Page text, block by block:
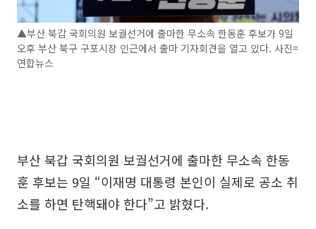
▲부산 북갑 국회의원 보궐선거에 출마한 무소속 한동훈 후보가 9일
오후 부산 북구 구포시장 인근에서 출마 기자회견을 열고 있다. 사진=
연합뉴스
부산 북갑 국회의원 보궐선거에 출마한 무소속 한동
훈 후보는 9일 “이재명 대통령 본인이 실제로 공소 취
소를 하면 탄핵돼야 한다”고 밝혔다.